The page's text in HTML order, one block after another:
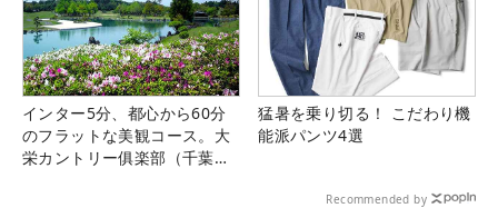
インター5分、都心から60分
のフラットな美観コース。大
栄カントリー俱楽部（千葉
猛暑を乗り切る！ こだわり機
能派パンツ4選
Recommended by